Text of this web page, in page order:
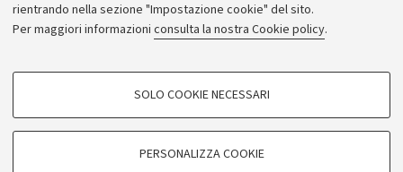
rientrando nella sezione "Impostazione cookie" del sito.
Per maggiori informazioni consulta la nostra Cookie policy.
COOKIE DI PROFILAZIONE - FACOLTATIVI
SOLO COOKIE NECESSARI
PERSONALIZZA COOKIE
Rassegna stampa
© Copyright 2026 - ALMA MATER STUDIORUM - Università di